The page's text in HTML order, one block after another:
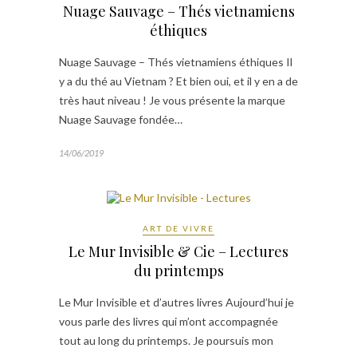
Nuage Sauvage – Thés vietnamiens
éthiques
Nuage Sauvage – Thés vietnamiens éthiques Il
y a du thé au Vietnam ? Et bien oui, et il y en a de
très haut niveau ! Je vous présente la marque
Nuage Sauvage fondée…
14/06/2019
ART DE VIVRE
Le Mur Invisible & Cie – Lectures
du printemps
Le Mur Invisible et d’autres livres Aujourd’hui je
vous parle des livres qui m’ont accompagnée
tout au long du printemps. Je poursuis mon